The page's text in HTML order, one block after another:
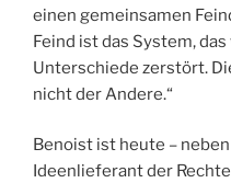
einen gemeinsamen
Feind ist das System,
Unterschiede zerstört.
nicht der Andere.“
Benoist ist heute –
Ideenlieferant der